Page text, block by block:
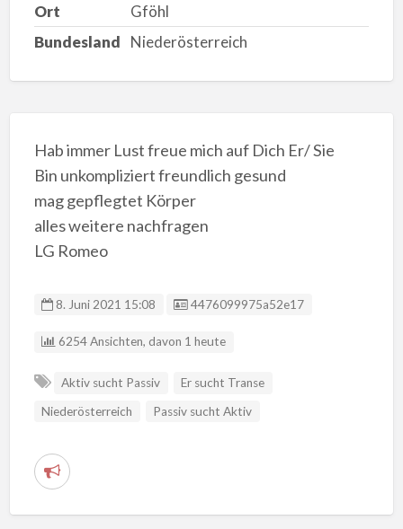
Ort
Gföhl
Bundesland
Niederösterreich
Hab immer Lust freue mich auf Dich Er/ Sie
Bin unkompliziert freundlich gesund
mag gepflegtet Körper
alles weitere nachfragen
LG Romeo
8. Juni 2021 15:08 Anzeigen-ID
4476099975a52e17
6254 Ansichten, davon 1 heute
Aktiv sucht Passiv
Er sucht Transe
Niederösterreich
Passiv sucht Aktiv
V